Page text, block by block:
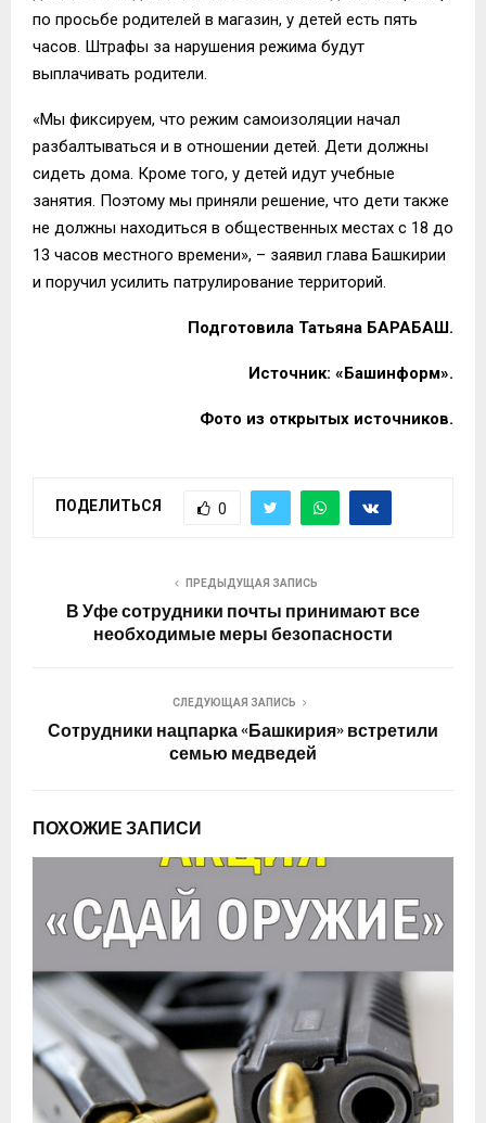
по просьбе родителей в магазин, у детей есть пять
часов. Штрафы за нарушения режима будут
выплачивать родители.
«Мы фиксируем, что режим самоизоляции начал
разбалтываться и в отношении детей. Дети должны
сидеть дома. Кроме того, у детей идут учебные
занятия. Поэтому мы приняли решение, что дети также
не должны находиться в общественных местах с 18 до
13 часов местного времени», – заявил глава Башкирии
и поручил усилить патрулирование территорий.
Подготовила Татьяна БАРАБАШ.
Источник: «Башинформ».
Фото из открытых источников.
ПОДЕЛИТЬСЯ 0
ПРЕДЫДУЩАЯ ЗАПИСЬ
В Уфе сотрудники почты принимают все
необходимые меры безопасности
СЛЕДУЮЩАЯ ЗАПИСЬ
Сотрудники нацпарка «Башкирия» встретили
семью медведей
ПОХОЖИЕ ЗАПИСИ